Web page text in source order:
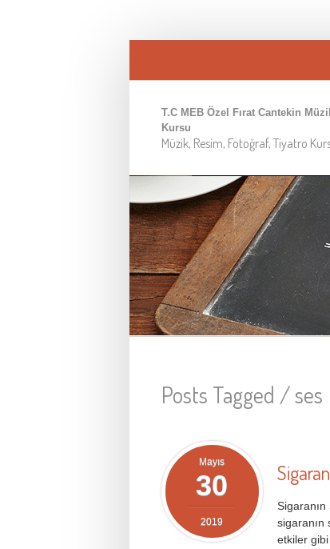
T.C MEB Özel Fırat Cantekin
Kursu
Müzik, Resim, Fotoğraf, Tiyatro
Posts Tagged /ses
Mayıs
30
2019
sigaranın
etkiler